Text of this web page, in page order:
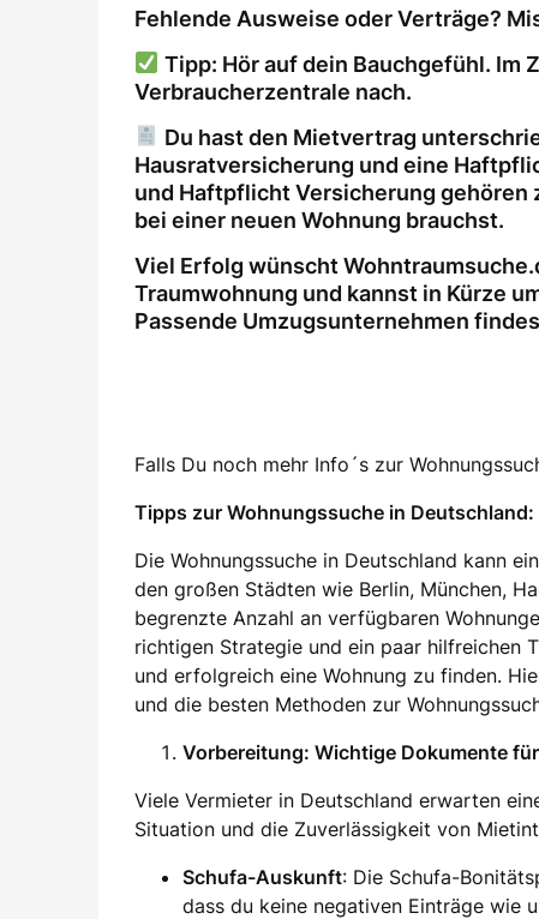
Fehlende Ausweise oder Verträge?
Tipp: Hör auf dein Bauchgefühl. Im
Verbraucherzentrale nach.
Du hast den Mietvertrag
Hausratversicherung und eine
und Haftpflicht Versicherung
bei einer neuen Wohnung brauchst.
Viel Erfolg wünscht
Traumwohnung und kannst in Kürze
Passende Umzugsunternehmen
Falls Du noch mehr Info´s zur
Tipps zur Wohnungssuche in
Die Wohnungssuche in Deutschland kann
den großen Städten wie Berlin, München,
begrenzte Anzahl an verfügbaren
richtigen Strategie und ein paar hilfreichen
und erfolgreich eine Wohnung zu finden.
und die besten Methoden zur
Vorbereitung: Wichtige Dokumente
Viele Vermieter in Deutschland erwarten
Situation und die Zuverlässigkeit von
Schufa-Auskunft: Die Schufa-
dass du keine negativen Einträge wie